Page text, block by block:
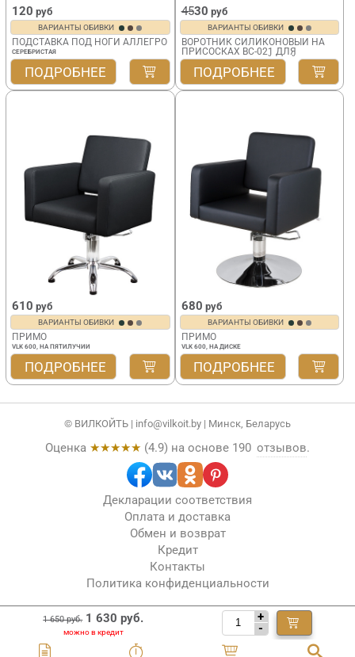
1 650 руб. 1 630 руб.
+
-
120 руб
ВАРИАНТЫ ОБИВКИ
ПОДСТАВКА ПОД НОГИ АЛЛЕГРО
СЕРЕБРИСТАЯ
ПОДРОБНЕЕ
4530 руб
ВАРИАНТЫ ОБИВКИ
ВОРОТНИК СИЛИКОНОВЫЙ НА
ПРИСОСКАХ BC-021 ДЛЯ
ПАРИКМАХЕРСКОЙ МОЙКИ
ПОДРОБНЕЕ
610 руб
ВАРИАНТЫ ОБИВКИ
ПРИМО
VLK 600, НА ПЯТИЛУЧИИ
ПОДРОБНЕЕ
680 руб
ВАРИАНТЫ ОБИВКИ
ПРИМО
VLK 600, НА ДИСКЕ
ПОДРОБНЕЕ
© ВИЛКОЙТЬ | info@vilkoit.by | Минск, Беларусь
Оценка ★★★★★ (4.9) на основе 190 отзывов.
Декларации соответствия
Оплата и доставка
Обмен и возврат
Кредит
Контакты
Политика конфиденциальности